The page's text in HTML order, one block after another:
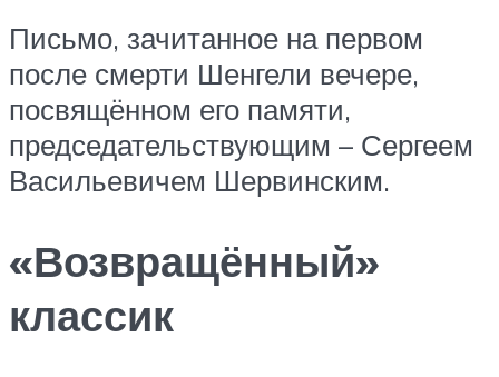
Письмо, зачитанное на первом
после смерти Шенгели вечере,
посвящённом его памяти,
председательствующим – Сергеем
Васильевичем Шервинским.
«Возвращённый»
классик